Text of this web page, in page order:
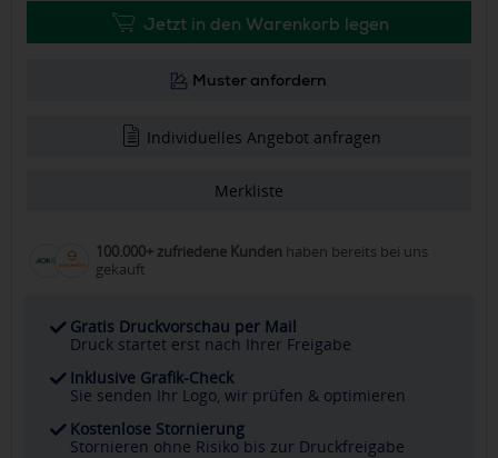
Jetzt in den Warenkorb legen
Muster anfordern
Individuelles Angebot anfragen
Merkliste
100.000+ zufriedene Kunden haben bereits bei uns
gekauft
Gratis Druckvorschau per Mail
Druck startet erst nach Ihrer Freigabe
Inklusive Grafik-Check
Sie senden Ihr Logo, wir prüfen & optimieren
Kostenlose Stornierung
Stornieren ohne Risiko bis zur Druckfreigabe